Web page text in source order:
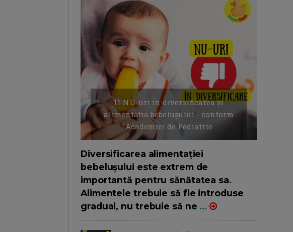
11 NU-uri in diversificarea și
alimentația bebelușului - conform
Academiei de Pediatrie
Diversificarea alimentației
bebelușului este extrem de
importantă pentru sănătatea sa.
Alimentele trebuie să fie introduse
gradual, nu trebuie să ne ...